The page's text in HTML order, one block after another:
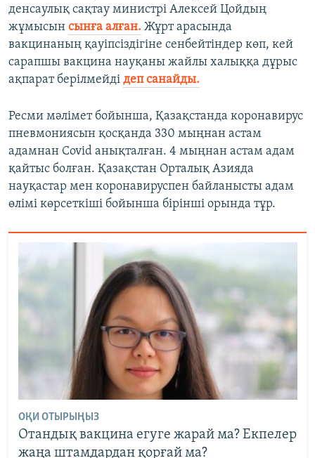
денсаулық сақтау министрі Алексей Цойдың
жұмысын сынға алған. Жұрт арасында
вакцинаның қауіпсіздігіне сенбейтіндер көп, кей
сарапшы вакцина науқаны жайлы халыққа дұрыс
ақпарат берілмейді деп санайды.
Ресми мәлімет бойынша, Қазақстанда коронавирус
пневмониясын қосқанда 330 мыңнан астам
адамнан Covid анықталған. 4 мыңнан астам адам
қайтыс болған. Қазақстан Орталық Азияда
науқастар мен коронавируспен байланысты адам
өлімі көрсеткіші бойынша бірінші орында тұр.
ОҚИ ОТЫРЫҢЫЗ
Отандық вакцина егуге жарай ма? Екпелер
жаңа штамдардан қорғай ма?